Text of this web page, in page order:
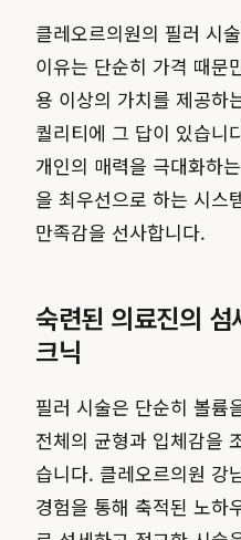
클레오르의원의 필러 시
이유는 단순히 가격 때문
용 이상의 가치를 제공하
퀄리티에 그 답이 있습니
개인의 매력을 극대화하
을 최우선으로 하는 시스
만족감을 선사합니다.
숙련된 의료진의
크닉
필러 시술은 단순히 볼륨
전체의 균형과 입체감을
습니다. 클레오르의원 강
경험을 통해 축적된 노하